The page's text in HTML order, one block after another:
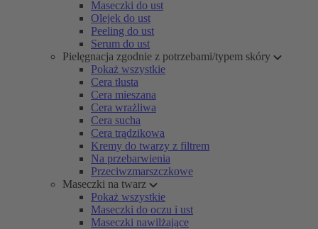
Maseczki do ust
Olejek do ust
Peeling do ust
Serum do ust
Pielęgnacja zgodnie z potrzebami/typem skóry
Pokaż wszystkie
Cera tłusta
Cera mieszana
Cera wrażliwa
Cera sucha
Cera trądzikowa
Kremy do twarzy z filtrem
Na przebarwienia
Przeciwzmarszczkowe
Maseczki na twarz
Pokaż wszystkie
Maseczki do oczu i ust
Maseczki nawilżające